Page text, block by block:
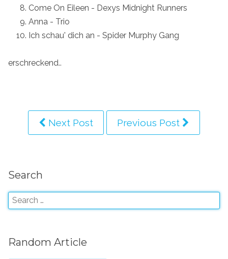
Come On Eileen - Dexys Midnight Runners
Anna - Trio
Ich schau' dich an - Spider Murphy Gang
erschreckend..
Next Post Previous Post
Search
Random Article